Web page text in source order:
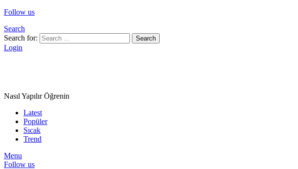
Follow us
Search
Search for:
Search
Login
Nasıl Yapılır Öğrenin
Latest
Popüler
Sıcak
Trend
Menu
Follow us